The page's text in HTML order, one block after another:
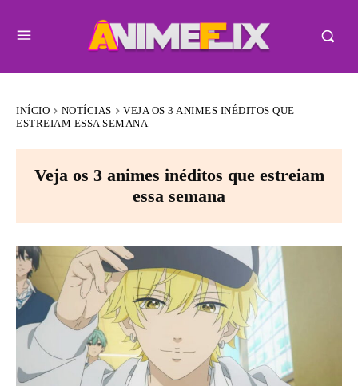
INÍCIO NOTÍCIAS
VEJA OS 3 ANIMES INÉDITOS QUE
ESTREIAM ESSA SEMANA
Veja os 3 animes inéditos que estreiam
essa semana